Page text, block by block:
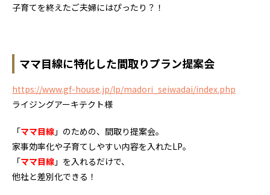
子育てを終えたご夫婦にはぴったり？！
ママ目線に特化した間取りプラン提案会
https://www.gf-house.jp/lp/madori_seiwadai/index.php
ライジングアーキテクト様
「ママ目線 」のための、間取り提案会。
家事効率化や子育てしやすい内容を入れたLP。
「ママ目線 」を入れるだけで、
他社と差別化できる！